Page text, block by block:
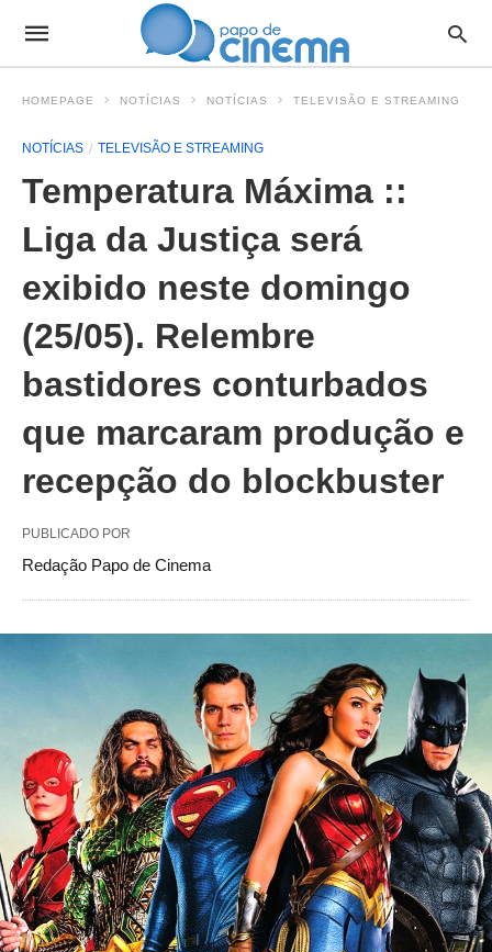
HOMEPAGE NOTÍCIAS NOTÍCIAS TELEVISÃO E STREAMING
NOTÍCIAS TELEVISÃO E STREAMING
Temperatura Máxima ::
Liga da Justiça será
exibido neste domingo
(25/05). Relembre
bastidores conturbados
que marcaram produção e
recepção do blockbuster
PUBLICADO POR
Redação Papo de Cinema